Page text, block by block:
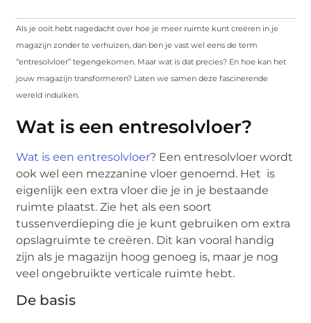
Als je ooit hebt nagedacht over hoe je meer ruimte kunt creëren in je
magazijn zonder te verhuizen, dan ben je vast wel eens de term
“entresolvloer” tegengekomen. Maar wat is dat precies? En hoe kan het
jouw magazijn transformeren? Laten we samen deze fascinerende
wereld induiken.
Wat is een entresolvloer?
Wat is een entresolvloer? Een entresolvloer wordt
ook wel een mezzanine vloer genoemd. Het is
eigenlijk een extra vloer die je in je bestaande
ruimte plaatst. Zie het als een soort
tussenverdieping die je kunt gebruiken om extra
opslagruimte te creëren. Dit kan vooral handig
zijn als je magazijn hoog genoeg is, maar je nog
veel ongebruikte verticale ruimte hebt.
De basis